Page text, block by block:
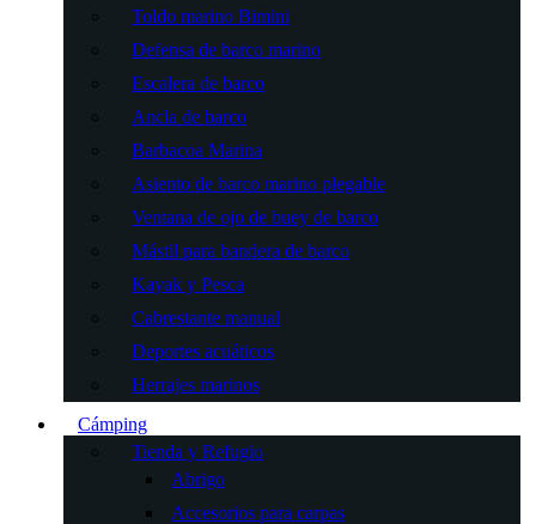
Toldo marino Bimini
Defensa de barco marino
Escalera de barco
Ancla de barco
Barbacoa Marina
Asiento de barco marino plegable
Ventana de ojo de buey de barco
Mástil para bandera de barco
Kayak y Pesca
Cabrestante manual
Deportes acuáticos
Herrajes marinos
Cámping
Tienda y Refugio
Abrigo
Accesorios para carpas